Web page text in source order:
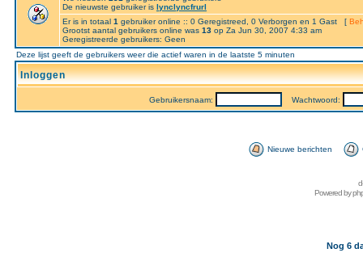
De nieuwste gebruiker is lynclyncfrurl
Er is in totaal 1 gebruiker online :: 0 Geregistreed, 0 Verborgen en 1 Gast [
Grootst aantal gebruikers online was 13 op Za Jun 30, 2007 4:33 am
Geregistreerde gebruikers: Geen
Deze lijst geeft de gebruikers weer die actief waren in de laatste 5 minuten
Inloggen
Gebruikersnaam: Wachtwoord:
Nieuwe berichten
Powered by
Nog 6